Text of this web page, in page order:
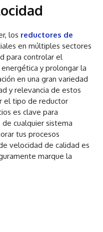
los reductores de
en múltiples sectores
para controlar el
y prolongar la
en una gran variedad
y relevancia de estos
el tipo de reductor
es clave para
cualquier sistema
tus procesos
velocidad de calidad es
marque la